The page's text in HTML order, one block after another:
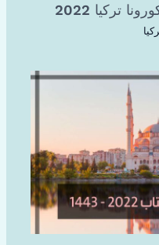
تركيا 2022